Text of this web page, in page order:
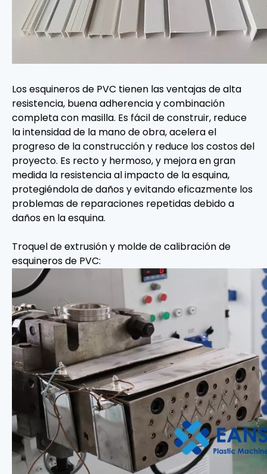
Los esquineros de PVC tienen las ventajas de alta
resistencia, buena adherencia y combinación
completa con masilla. Es fácil de construir, reduce
la intensidad de la mano de obra, acelera el
progreso de la construcción y reduce los costos del
proyecto. Es recto y hermoso, y mejora en gran
medida la resistencia al impacto de la esquina,
protegiéndola de daños y evitando eficazmente los
problemas de reparaciones repetidas debido a
daños en la esquina.
Troquel de extrusión y molde de calibración de
esquineros de PVC: